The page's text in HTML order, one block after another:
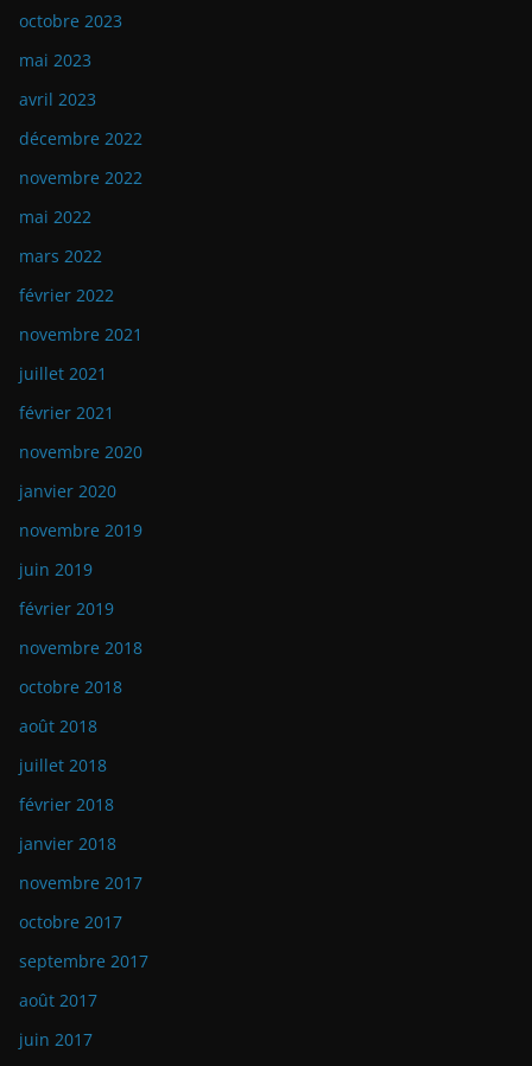
octobre 2023
mai 2023
avril 2023
décembre 2022
novembre 2022
mai 2022
mars 2022
février 2022
novembre 2021
juillet 2021
février 2021
novembre 2020
janvier 2020
novembre 2019
juin 2019
février 2019
novembre 2018
octobre 2018
août 2018
juillet 2018
février 2018
janvier 2018
novembre 2017
octobre 2017
septembre 2017
août 2017
juin 2017